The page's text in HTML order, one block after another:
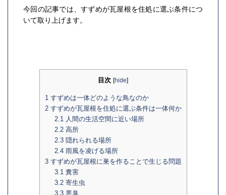
今回の記事では、すずめが瓦屋根を住処に選ぶ条件につ
いて取り上げます。
目次 [hide]
1 すずめは一体どのような鳥なのか
2すずめが瓦屋根を住処に選ぶ条件は一体何か
2.1 人間の生活空間に近い場所
2.2 高所
2.3 隠れられる場所
2.4 雨風を凌げる場所
3すずめが瓦屋根に巣を作ることで生じる問題
3.1 糞害
3.2 寄生虫
3.3 悪臭